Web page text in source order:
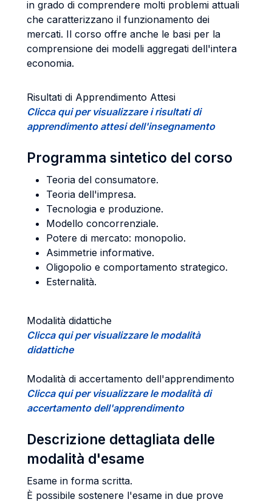
in grado di comprendere molti problemi attuali
che caratterizzano il funzionamento dei
mercati. Il corso offre anche le basi per la
comprensione dei modelli aggregati dell'intera
economia.
Risultati di Apprendimento Attesi
Clicca qui per visualizzare i risultati di
apprendimento attesi dell'insegnamento
Programma sintetico del corso
Teoria del consumatore.
Teoria dell'impresa.
Tecnologia e produzione.
Modello concorrenziale.
Potere di mercato: monopolio.
Asimmetrie informative.
Oligopolio e comportamento strategico.
Esternalità.
Modalità didattiche
Clicca qui per visualizzare le modalità
didattiche
Modalità di accertamento dell'apprendimento
Clicca qui per visualizzare le modalità di
accertamento dell'apprendimento
Descrizione dettagliata delle
modalità d'esame
Esame in forma scritta.
È possibile sostenere l'esame in due prove